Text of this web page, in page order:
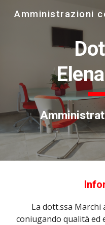
Skip to main content
Amministrazioni
Amministra
La dott.ssa
coniugando qualità ed